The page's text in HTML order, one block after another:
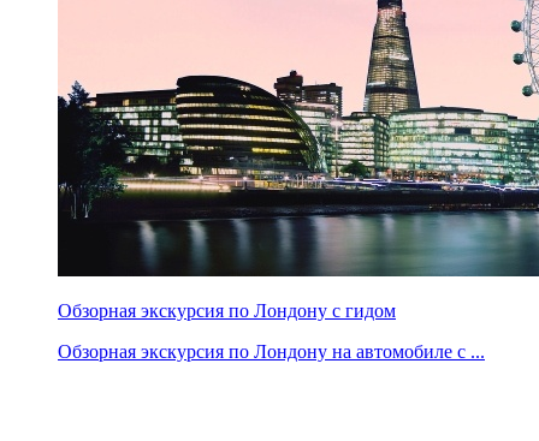
Обзорная экскурсия по Лондону с гидом
Обзорная экскурсия по Лондону на автомобиле с ...